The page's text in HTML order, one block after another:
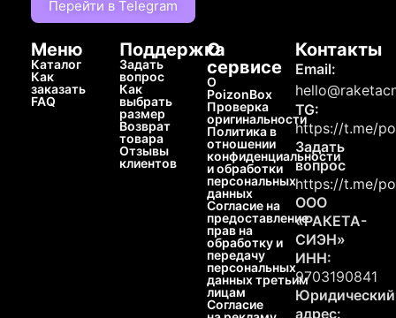
Перейти в Telegram
Меню
Каталог
Как
заказать
FAQ
Поддержка
Задать
вопрос
Как
выбрать
размер
Возврат
товара
Отзывы
клиентов
О
сервисе
О
PoizonBox
Проверка
оригинальности
Политика в
отношении
конфиденциальности
и обработки
персональных
данных
Согласие на
предоставление
прав на
обработку и
передачу
персональных
данных третьим
лицам
Согласие
Контакты
Email:
TG:
https://t.me/
Задать
вопрос
https://t.me/
ООО
«РАКЕТА-
СИЭН»
ИНН:
9703190841
Юридический
адрес: